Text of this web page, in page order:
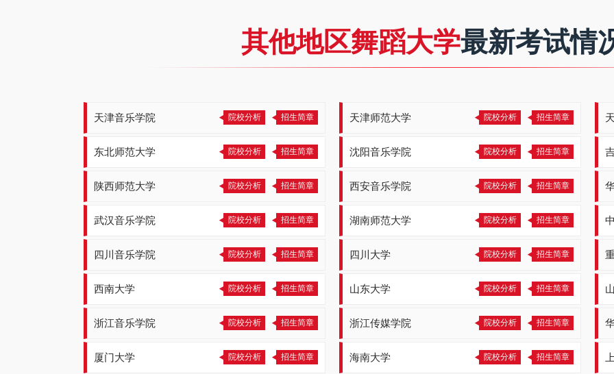
其他地区舞蹈大学最新考试情
天津音乐学院 院校分析 招生简章 天津师范大学 院校分析 招生简章
东北师范大学 院校分析 招生简章 沈阳音乐学院 院校分析 招生简章
陕西师范大学 院校分析 招生简章 西安音乐学院 院校分析 招生简章
武汉音乐学院 院校分析 招生简章 湖南师范大学 院校分析 招生简章
四川音乐学院 院校分析 招生简章 四川大学 院校分析 招生简章
西南大学 院校分析 招生简章 山东大学 院校分析 招生简章
浙江音乐学院 院校分析 招生简章 浙江传媒学院 院校分析 招生简章
厦门大学 院校分析 招生简章 海南大学 院校分析 招生简章